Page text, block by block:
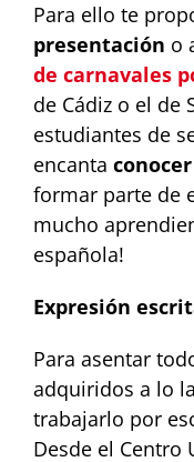
Para ello te
presentación o
de carnavales
de Cádiz o el de
estudiantes de
encanta
formar parte de
mucho
española!
Expresión
Para asentar
adquiridos a lo
trabajarlo por
Desde el Centro